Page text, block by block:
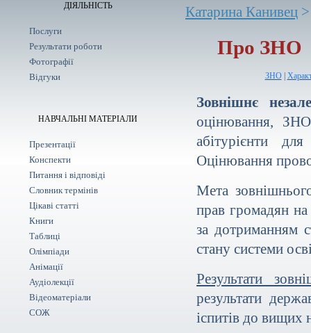
ДІЯЛЬНІСТЬ
Послуги
Результати роботи
Фотографії
Відгуки
НАВЧАЛЬНІ МАТЕРІАЛИ
Презентації
Конспекти
Питання і відповіді
Словник термінів
Цікаві статті
Книги
Таблиці
Олімпіади
Анімації
Аудіолекції
Відеоматеріали
СОЖ
Катарина Канивец
Про ЗНО
ЗНО|
Зовнішнє
оцінювання,
абітурієнти
Оцінювання
Мета
прав громадян на
за дотриманням
стану системи
Результати
результати
іспитів до вищих